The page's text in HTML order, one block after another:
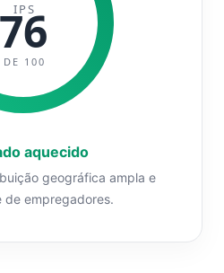
IPS
76
DE 100
aquecido
geográfica ampla e
de empregadores.